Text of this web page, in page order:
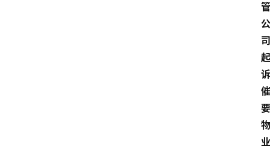
管
公
司
起
诉
催
要
物
业